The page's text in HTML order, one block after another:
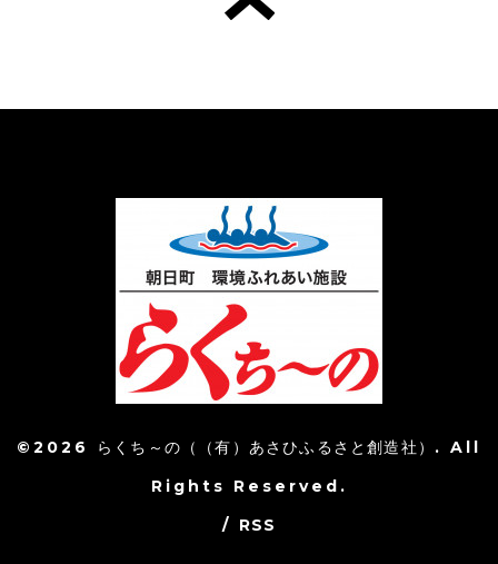
©2026 らくち～の（（有）あさひふるさと創造社） . All
Rights Reserved.
/ RSS